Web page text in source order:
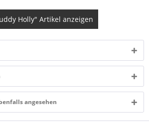
Holly" Artikel anzeigen
angesehen